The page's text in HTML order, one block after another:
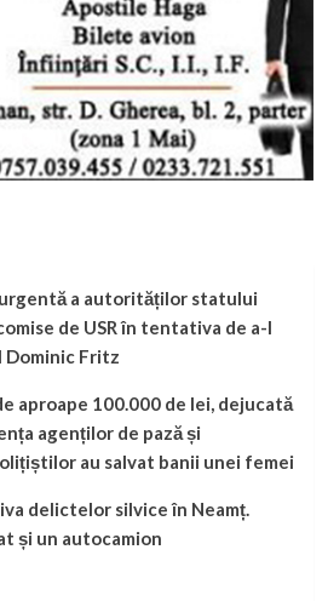
a autorităților statului
de USR în tentativa de a-l
Dominic Fritz
aproape 100.000 de lei, dejucată
agenților de pază și
au salvat banii unei femei
delictelor silvice în Neamț.
și un autocamion